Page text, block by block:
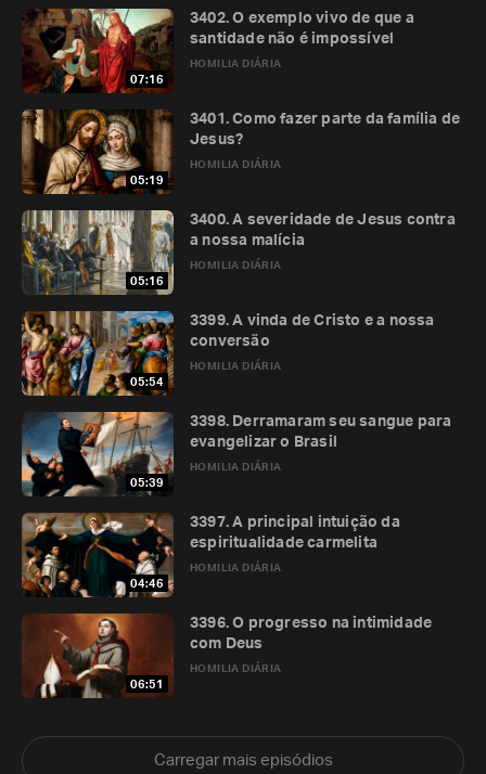
07:16
HOMILIA DIÁRIA
3402. O exemplo vivo de que a
santidade não é impossível
05:19
HOMILIA DIÁRIA
3401. Como fazer parte da família de
Jesus?
05:16
HOMILIA DIÁRIA
3400. A severidade de Jesus contra
a nossa malícia
05:54
HOMILIA DIÁRIA
3399. A vinda de Cristo e a nossa
conversão
05:39
HOMILIA DIÁRIA
3398. Derramaram seu sangue para
evangelizar o Brasil
04:46
HOMILIA DIÁRIA
3397. A principal intuição da
espiritualidade carmelita
06:51
HOMILIA DIÁRIA
3396. O progresso na intimidade
com Deus
Carregar mais episódios